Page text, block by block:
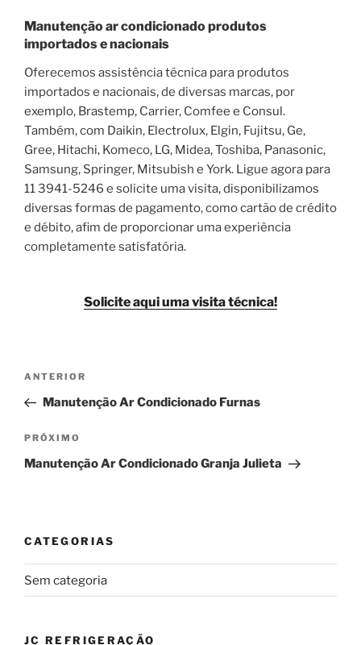
Manutenção ar condicionado produtos
importados e nacionais
Oferecemos assistência técnica para produtos
importados e nacionais, de diversas marcas, por
exemplo, Brastemp, Carrier, Comfee e Consul.
Também, com Daikin, Electrolux, Elgin, Fujitsu, Ge,
Gree, Hitachi, Komeco, LG, Midea, Toshiba, Panasonic,
Samsung, Springer, Mitsubish e York. Ligue agora para
11 3941-5246 e solicite uma visita, disponibilizamos
diversas formas de pagamento, como cartão de crédito
e débito, afim de proporcionar uma experiência
completamente satisfatória.
Solicite aqui uma visita técnica!
Navegação
Post
Post
anterior
ANTERIOR
Manutenção Ar Condicionado Furnas
Próximo
post
PRÓXIMO
Manutenção Ar Condicionado Granja Julieta
CATEGORIAS
Sem categoria
JC REFRIGERAÇÃO